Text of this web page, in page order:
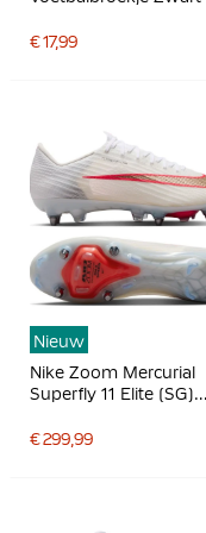
€ 17,99
Nieuw
Nike Zoom Mercurial
Superfly 11 Elite (SG)
Voetbalschoenen Wit
€ 299,99